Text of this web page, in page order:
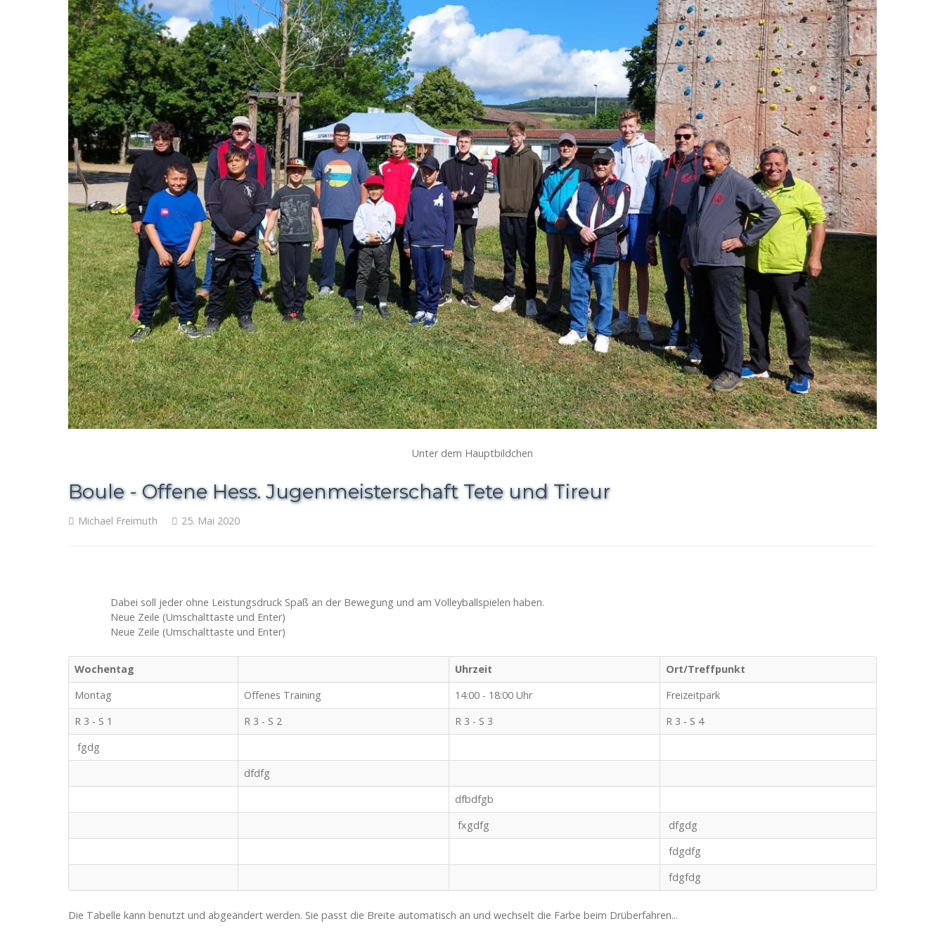
Unter dem Hauptbildchen
Boule - Offene Hess. Jugenmeisterschaft Tete und Tireur
Michael Freimuth 25. Mai 2020
Dabei soll jeder ohne Leistungsdruck Spaß an der Bewegung und am Volleyballspielen haben.
Neue Zeile (Umschalttaste und Enter)
Neue Zeile (Umschalttaste und Enter)
Wochentag Uhrzeit
Ort/Treffpunkt
Montag
Offenes Training 14:00 - 18:00 Uhr
Freizeitpark
R 3 - S 1
R 3 - S 2 R 3 - S 3
R 3 - S 4
fgdg
dfdfg
dfbdfgb
fxgdfg
dfgdg
fdgdfg
fdgfdg
Die Tabelle kann benutzt und abgeändert werden. Sie passt die Breite automatisch an und wechselt die Farbe beim Drüberfahren...